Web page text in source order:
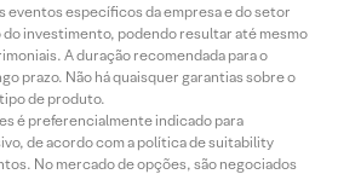
eventos específicos da empresa e do setor
do investimento, podendo resultar até mesmo
A duração recomendada para o
prazo. Não há quaisquer garantias sobre o
de produto.
é preferencialmente indicado para
de acordo com a política de suitability
No mercado de opções, são negociados